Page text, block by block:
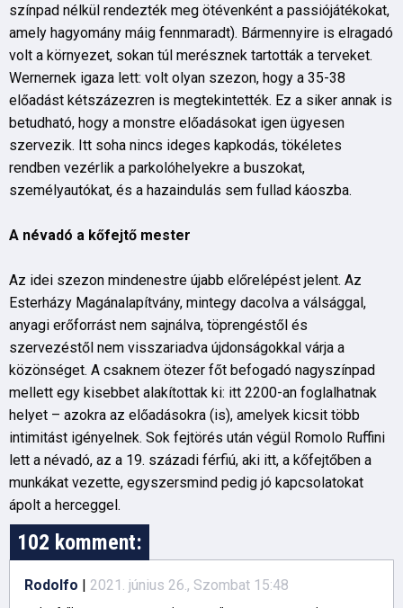
színpad nélkül rendezték meg ötévenként a passiójátékokat,
amely hagyomány máig fennmaradt). Bármennyire is elragadó
volt a környezet, sokan túl merésznek tartották a terveket.
Wernernek igaza lett: volt olyan szezon, hogy a 35-38
előadást kétszázezren is megtekintették. Ez a siker annak is
betudható, hogy a monstre előadásokat igen ügyesen
szervezik. Itt soha nincs ideges kapkodás, tökéletes
rendben vezérlik a parkolóhelyekre a buszokat,
személyautókat, és a hazaindulás sem fullad káoszba.
A névadó a kőfejtő mester
Az idei szezon mindenestre újabb előrelépést jelent. Az
Esterházy Magánalapítvány, mintegy dacolva a válsággal,
anyagi erőforrást nem sajnálva, töprengéstől és
szervezéstől nem visszariadva újdonságokkal várja a
közönséget. A csaknem ötezer főt befogadó nagyszínpad
mellett egy kisebbet alakítottak ki: itt 2200-an foglalhatnak
helyet – azokra az előadásokra (is), amelyek kicsit több
intimitást igényelnek. Sok fejtörés után végül Romolo Ruffini
lett a névadó, az a 19. századi férfiú, aki itt, a kőfejtőben a
munkákat vezette, egyszersmind pedig jó kapcsolatokat
ápolt a herceggel.
102 komment:
Rodolfo | 2021. június 26., Szombat 15:48